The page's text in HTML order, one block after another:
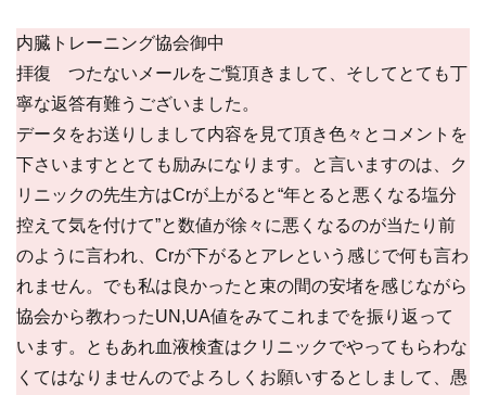
内臓トレーニング協会御中
拝復 つたないメールをご覧頂きまして、そしてとても丁
寧な返答有難うございました。
データをお送りしまして内容を見て頂き色々とコメントを
下さいますととても励みになります。と言いますのは、ク
リニックの先生方はCrが上がると“年とると悪くなる塩分
控えて気を付けて”と数値が徐々に悪くなるのが当たり前
のように言われ、Crが下がるとアレという感じで何も言わ
れません。でも私は良かったと束の間の安堵を感じながら
協会から教わったUN,UA値をみてこれまでを振り返って
います。ともあれ血液検査はクリニックでやってもらわな
くてはなりませんのでよろしくお願いするとしまして、愚